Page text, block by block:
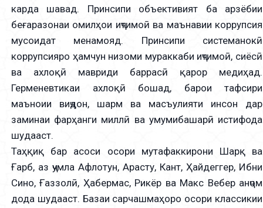
карда шавад. Принсипи объективият ба арзёбии
беғаразонаи омилҳои иҷтимоӣ ва маънавии коррупсия
мусоидат менамояд. Принсипи системанокӣ
коррупсияро ҳамчун низоми мураккаби иҷтимоӣ, сиёсӣ
ва ахлоқӣ мавриди баррасӣ қарор медиҳад.
Герменевтикаи ахлоқӣ бошад, барои тафсири
маъноии виҷдон, шарм ва масъулияти инсон дар
заминаи фарҳанги миллӣ ва умумибашарӣ истифода
шудааст.
Таҳқиқ бар асоси осори мутафаккирони Шарқ ва
Ғарб, аз ҷумла Афлотун, Арасту, Кант, Ҳайдеггер, Ибни
Сино, Ғаззолӣ, Ҳабермас, Рикёр ва Макс Вебер анҷом
дода шудааст. Базаи сарчашмаҳоро осори классикии